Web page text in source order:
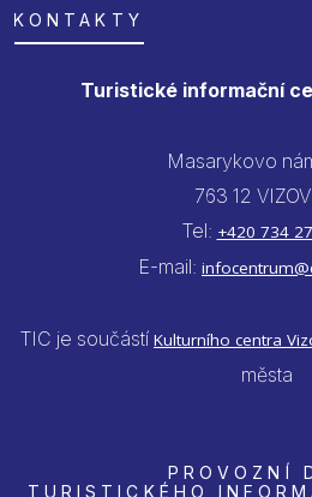
KONTAKTY
Turistické informační
Masarykovo
763 12
Tel: +420 734
E-mail:
TIC je součástí Kulturního centra
města
PROVOZNÍ
TURISTICKÉHO